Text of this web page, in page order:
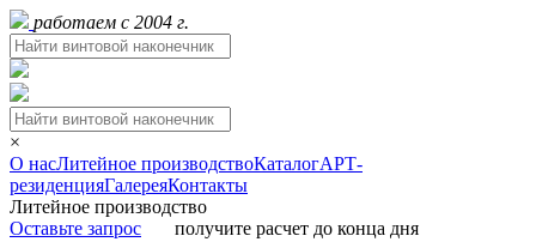
работаем с 2004 г.
×
О насЛитейное производствоКаталогАРТ-
резиденцияГалереяКонтакты
Литейное производство
Оставьте запрос получите расчет до конца дня